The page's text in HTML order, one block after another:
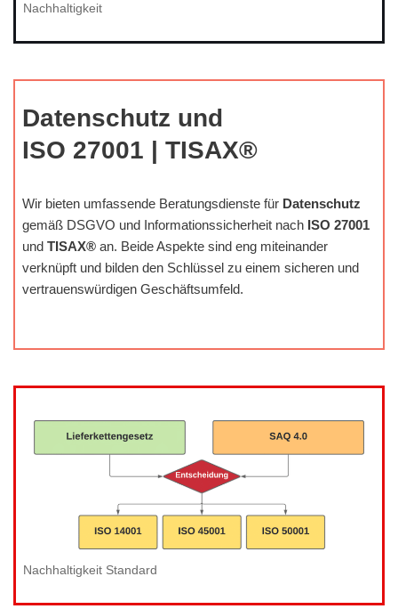
Nachhaltigkeit
Datenschutz und
ISO 27001 | TISAX®
Wir bieten umfassende Beratungsdienste für Datenschutz
gemäß DSGVO und Informationssicherheit nach ISO 27001
und TISAX® an. Beide Aspekte sind eng miteinander
verknüpft und bilden den Schlüssel zu einem sicheren und
vertrauenswürdigen Geschäftsumfeld.
Nachhaltigkeit Standard